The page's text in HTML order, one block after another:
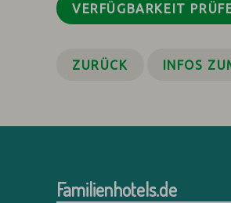
VERFÜGBARKEIT
ZURÜCK INFOS
Familienhotels.de